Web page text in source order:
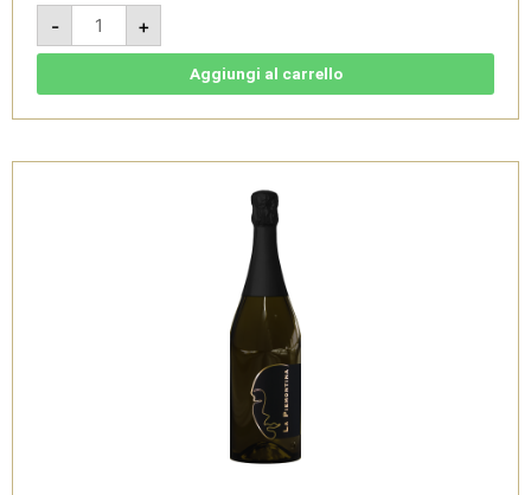
-
Ghemme
DOCG
2020
-
+
Aggiungi al carrello